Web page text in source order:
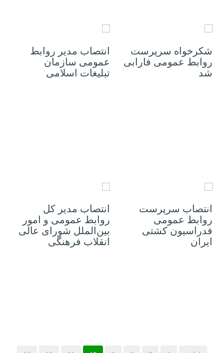
شکرخواه سرپرست
روابط عمومی فارابی
شد
انتصاب مدیر روابط
عمومی سازمان
تبلیغات اسلامی
انتصاب سرپرست
روابط عمومی
فدراسیون کشتی
ایران
انتصاب مدیر کل
روابط عمومی و امور
بین‌الملل شورای عالی
انقلاب فرهنگی